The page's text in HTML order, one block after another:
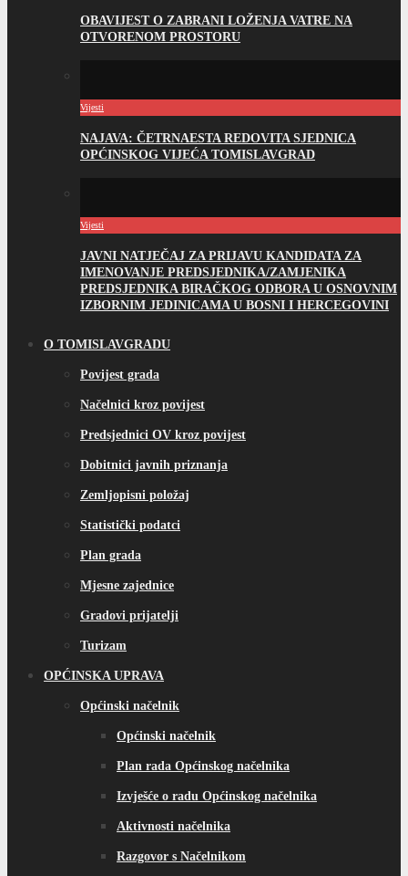
OBAVIJEST O ZABRANI LOŽENJA VATRE NA
OTVORENOM PROSTORU
Vijesti
NAJAVA: ČETRNAESTA REDOVITA SJEDNICA
OPĆINSKOG VIJEĆA TOMISLAVGRAD
Vijesti
JAVNI NATJEČAJ ZA PRIJAVU KANDIDATA ZA
IMENOVANJE PREDSJEDNIKA/ZAMJENIKA
PREDSJEDNIKA BIRAČKOG ODBORA U OSNOVNIM
IZBORNIM JEDINICAMA U BOSNI I HERCEGOVINI
O TOMISLAVGRADU
Povijest grada
Načelnici kroz povijest
Predsjednici OV kroz povijest
Dobitnici javnih priznanja
Zemljopisni položaj
Statistički podatci
Plan grada
Mjesne zajednice
Gradovi prijatelji
Turizam
OPĆINSKA UPRAVA
Općinski načelnik
Općinski načelnik
Plan rada Općinskog načelnika
Izvješće o radu Općinskog načelnika
Aktivnosti načelnika
Razgovor s Načelnikom